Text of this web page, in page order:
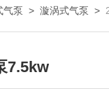
气泵 > 漩涡式气泵 >
7.5kw